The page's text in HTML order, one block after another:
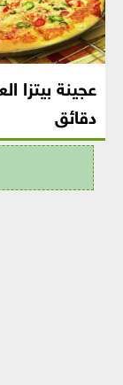
عجينة بيتزا
دقائق